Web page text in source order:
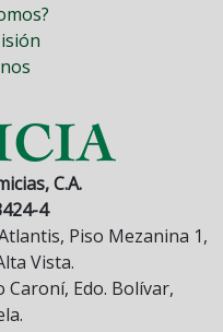
C.A.
4
Piso Mezanina 1,
Vista.
Caroní, Edo. Bolívar,